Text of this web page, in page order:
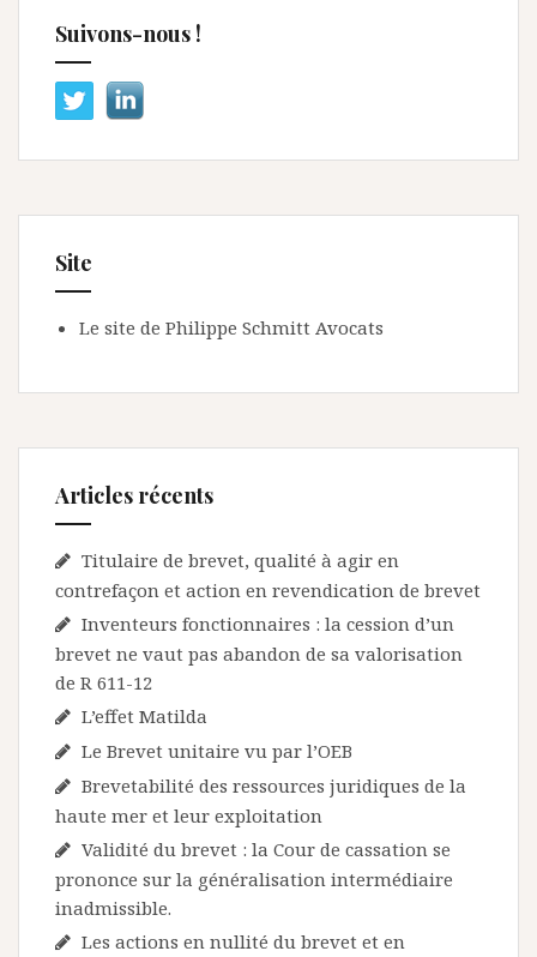
Suivons-nous !
Site
Le site de Philippe Schmitt Avocats
Articles récents
Titulaire de brevet, qualité à agir en
contrefaçon et action en revendication de brevet
Inventeurs fonctionnaires : la cession d’un
brevet ne vaut pas abandon de sa valorisation
de R 611-12
L’effet Matilda
Le Brevet unitaire vu par l’OEB
Brevetabilité des ressources juridiques de la
haute mer et leur exploitation
Validité du brevet : la Cour de cassation se
prononce sur la généralisation intermédiaire
inadmissible.
Les actions en nullité du brevet et en